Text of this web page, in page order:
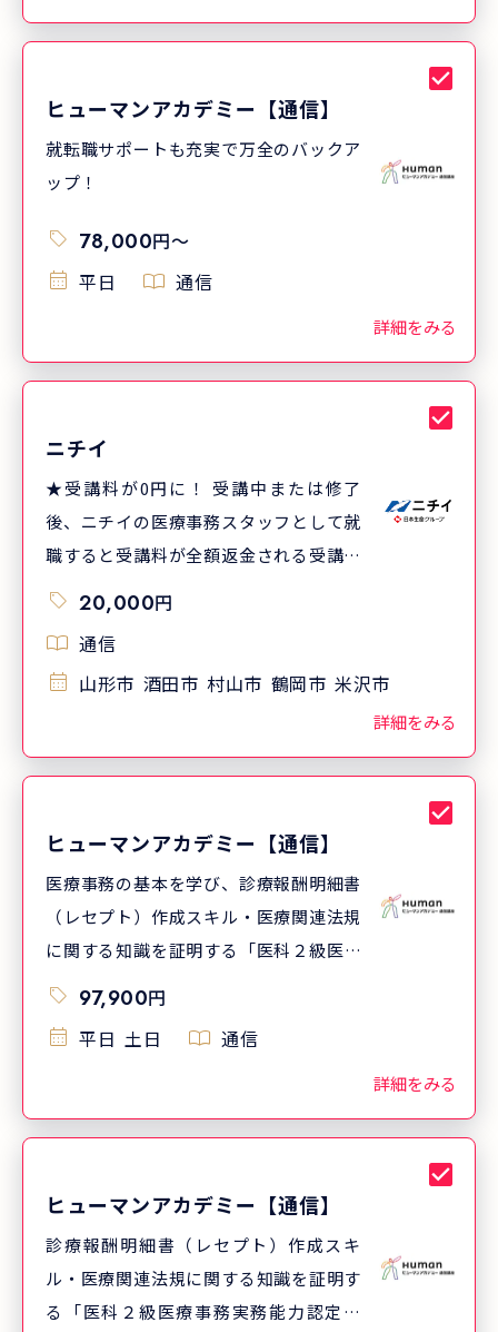
多くの方にご満足いただいています。 ＊
ケートで「とても満足」「満足」と回答
した講座修了生の割合（有効回答数
2,466件）
ヒューマンアカデミー【通信】
就転職サポートも充実で万全のバックア
ップ！
78,000円〜
平日
通信
詳細をみる
ニチイ
★受講料が0円に！ 受講中または修了
後、ニチイの医療事務スタッフとして就
職すると受講料が全額返金される受講料
キャッシュバック制度あり！詳細は資料
をご請求ください。（適用条件あり／課
税対象／キャンペーンとの併用可） ★当
講座なら2か月間の短期で、医療機関の
得していきます。すぐに就職を目指した
20,000円
通信
山形市 酒田市 村山市 鶴岡市 米沢市
詳細をみる
ヒューマンアカデミー【通信】
医療事務の基本を学び、診療報酬明細書
（レセプト）作成スキル・医療関連法規
に関する知識を証明する「医科２級医療
事務実務能力認定試験」の対策がセット
になった講座です。教材を見ながら自宅
で受験できる！
97,900円
平日 土日 通信
詳細をみる
ヒューマンアカデミー【通信】
診療報酬明細書（レセプト）作成スキ
ル・医療関連法規に関する知識を証明す
る「医科２級医療事務実務能力認定試